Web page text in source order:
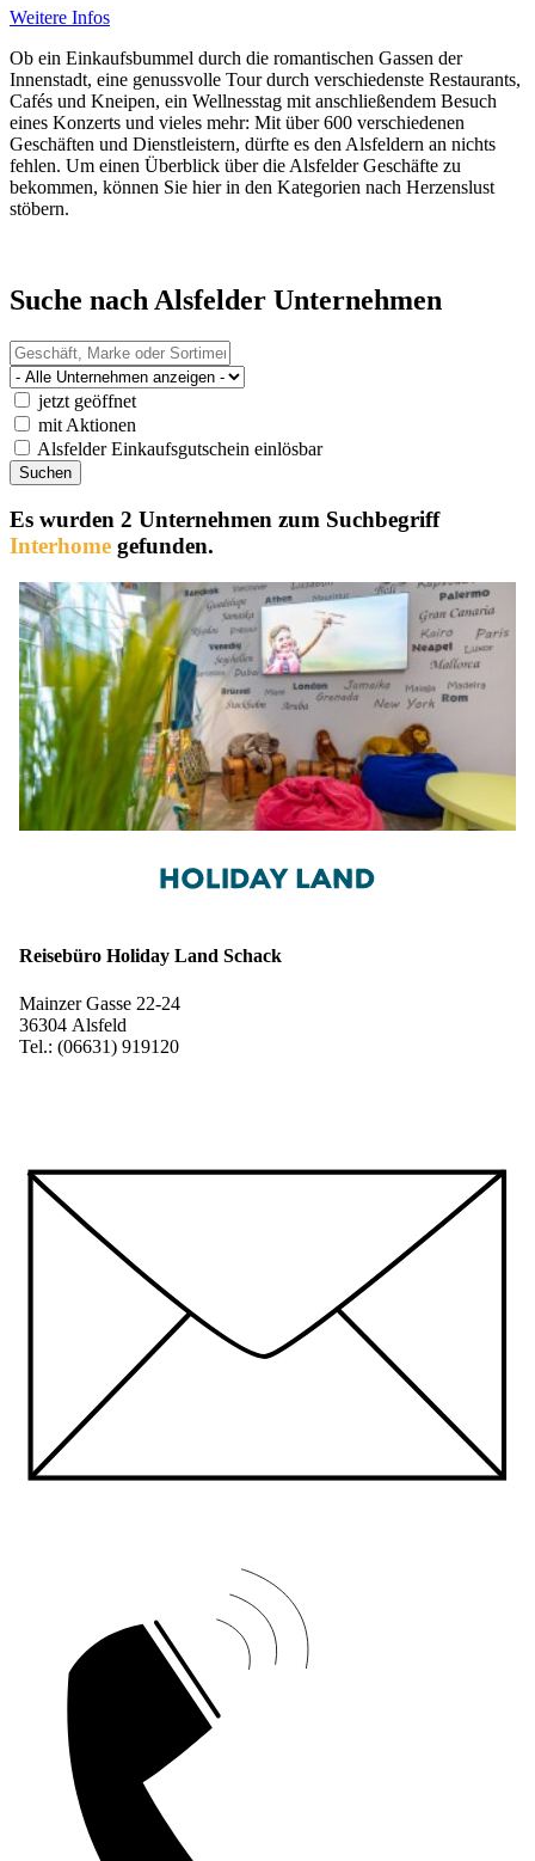
Weitere Infos
Ob ein Einkaufsbummel durch die romantischen Gassen der
Innenstadt, eine genussvolle Tour durch verschiedenste Restaurants,
Cafés und Kneipen, ein Wellnesstag mit anschließendem Besuch
eines Konzerts und vieles mehr: Mit über 600 verschiedenen
Geschäften und Dienstleistern, dürfte es den Alsfeldern an nichts
fehlen. Um einen Überblick über die Alsfelder Geschäfte zu
bekommen, können Sie hier in den Kategorien nach Herzenslust
stöbern.
Suche nach Alsfelder Unternehmen
jetzt geöffnet
mit Aktionen
Alsfelder Einkaufsgutschein einlösbar
Es wurden 2 Unternehmen zum Suchbegriff
Interhome gefunden.
Reisebüro Holiday Land Schack
Mainzer Gasse 22-24
36304 Alsfeld
Tel.: (06631) 919120